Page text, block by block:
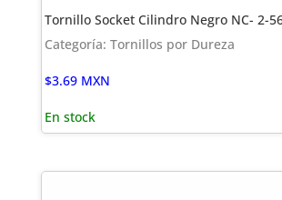
Tornillo Socket Cilindro Negro NC- 2-
Categoría: Tornillos por Dureza
$3.69 MXN
En stock